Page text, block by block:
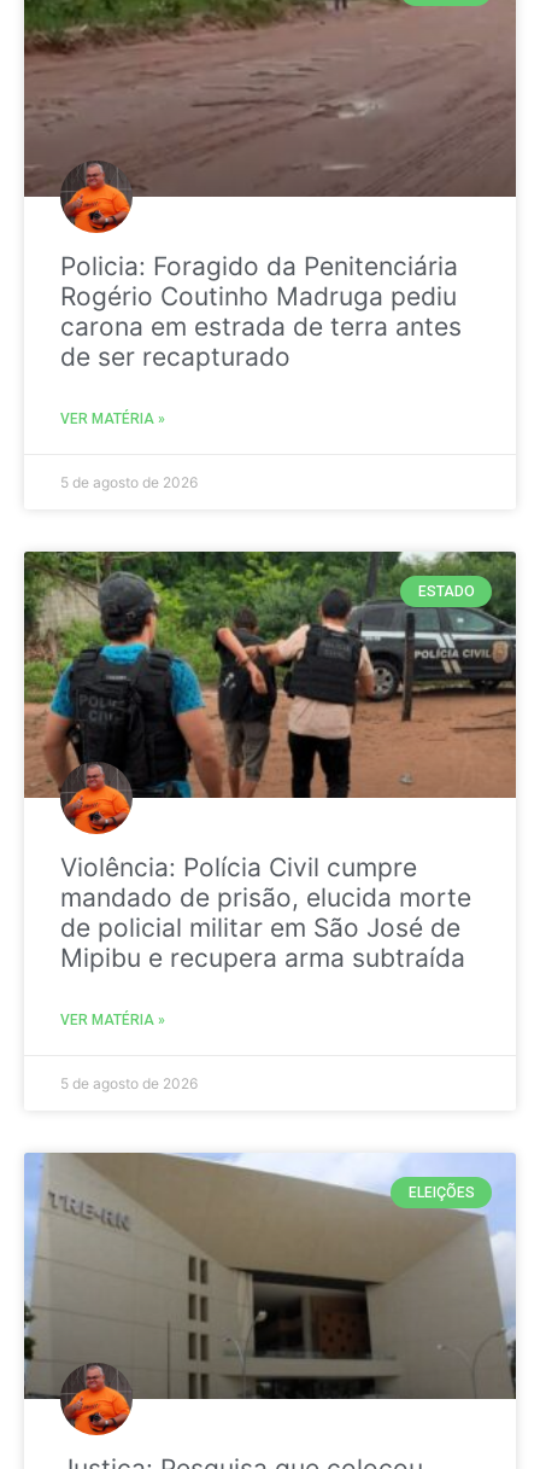
Policia: Foragido da Penitenciária
Rogério Coutinho Madruga pediu
carona em estrada de terra antes
de ser recapturado
VER MATÉRIA »
5 de agosto de 2026
ESTADO
Violência: Polícia Civil cumpre
mandado de prisão, elucida morte
de policial militar em São José de
Mipibu e recupera arma subtraída
VER MATÉRIA »
5 de agosto de 2026
ELEIÇÕES